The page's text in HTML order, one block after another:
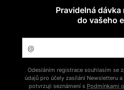
Pravidelná
do vašeho
Odesláním registrace souhlasím se
údajů pro účely zasílání Newsletteru
potvrzuji seznámení s Podmínkami